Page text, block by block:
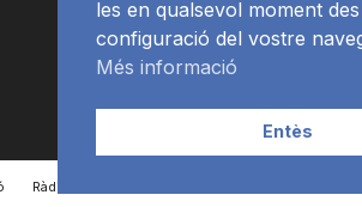
RàdioNews
les en qualsevol moment
configuració del vostre
Més informació
Entès